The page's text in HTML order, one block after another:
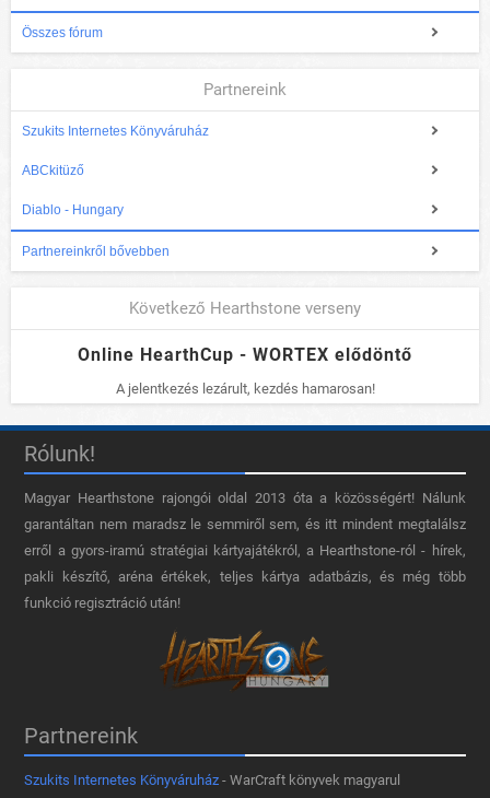
Összes fórum
Partnereink
Szukits Internetes Könyváruház
ABCkitüző
Diablo - Hungary
Partnereinkről bővebben
Következő Hearthstone verseny
Online HearthCup - WORTEX elődöntő
A jelentkezés lezárult, kezdés hamarosan!
Rólunk!
Magyar Hearthstone​ rajongói oldal 2013 óta a közösségért! Nálunk
garantáltan nem maradsz le semmiről sem, és itt mindent megtalálsz
erről a gyors-iramú stratégiai kártyajátékról, a Hearthstone-ról - hírek,
pakli készítő, aréna értékek, teljes kártya adatbázis, és még több
funkció regisztráció után!
Partnereink
Szukits Internetes Könyváruház - WarCraft könyvek magyarul